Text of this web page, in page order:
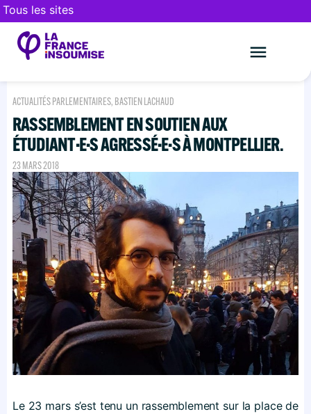
Tous les sites
ACTUALITÉS PARLEMENTAIRES, BASTIEN LACHAUD
RASSEMBLEMENT EN SOUTIEN AUX
ÉTUDIANT·E·S AGRESSÉ·E·S À MONTPELLIER.
23 MARS 2018
Le 23 mars s’est tenu un rassemblement sur la place de